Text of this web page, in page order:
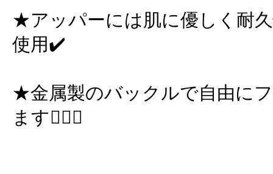
★アッパーには肌に優しく耐
使用✔️
★金属製のバックルで自由に
ます🙆🏻‍♀️